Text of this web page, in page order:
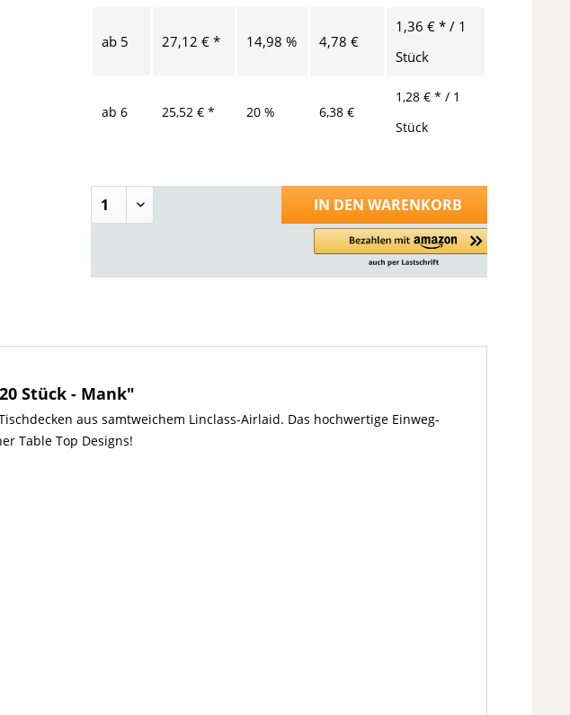
ab 5 27,12 € * 14,98 % 4,78 €
1,36 € * / 1
Stück
ab6 25,52 € * 20 % 6,38 €
1,28 € * / 1
Stück
IN DEN WARENKORB
Stück - Mank"
aus samtweichem Linclass-Airlaid. Das hochwertige Einweg-
Table Top Designs!